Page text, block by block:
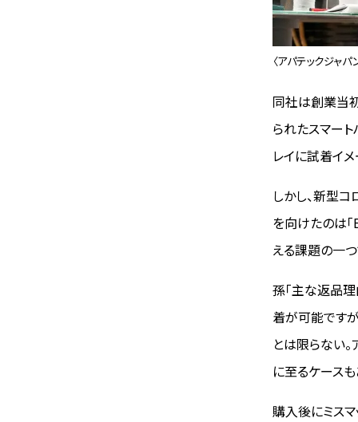
〈アパテックジャ
同社は創業当
られたスマー
レイに試着イ
しかし、新型
を向けたのは
える課題の一
孫「主な返品理
着が可能です
とは限らない
に至るケースも
購入後にミス